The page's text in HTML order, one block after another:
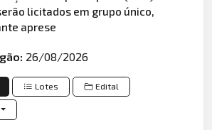
licitados em grupo único,
aprese
26/08/2026
Lotes Edital